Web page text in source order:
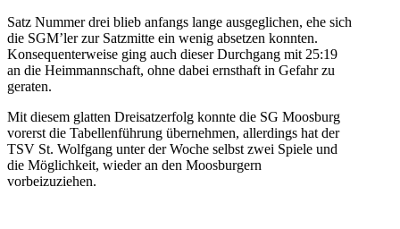
Satz Nummer drei blieb anfangs lange ausgeglichen, ehe sich
die SGM’ler zur Satzmitte ein wenig absetzen konnten.
Konsequenterweise ging auch dieser Durchgang mit 25:19
an die Heimmannschaft, ohne dabei ernsthaft in Gefahr zu
geraten.
Mit diesem glatten Dreisatzerfolg konnte die SG Moosburg
vorerst die Tabellenführung übernehmen, allerdings hat der
TSV St. Wolfgang unter der Woche selbst zwei Spiele und
die Möglichkeit, wieder an den Moosburgern
vorbeizuziehen.